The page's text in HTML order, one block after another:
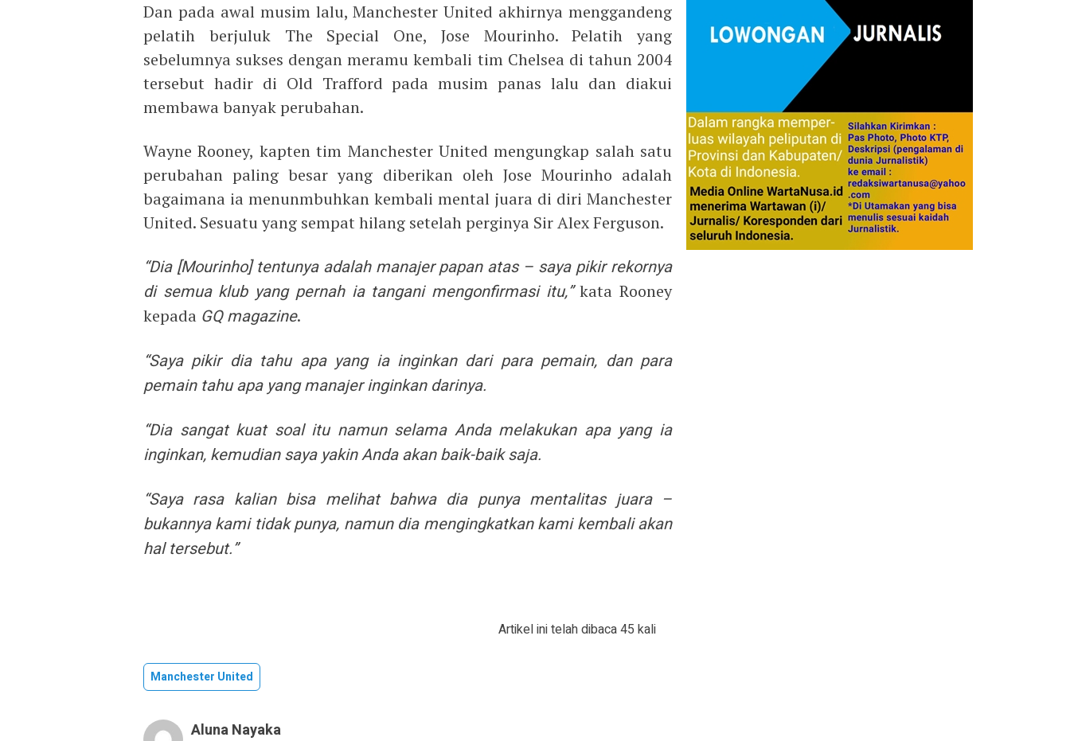
Dan pada awal musim lalu, Manchester United akhirnya menggandeng
pelatih berjuluk The Special One, Jose Mourinho. Pelatih yang
sebelumnya sukses dengan meramu kembali tim Chelsea di tahun 2004
tersebut hadir di Old Trafford pada musim panas lalu dan diakui
membawa banyak perubahan.
Wayne Rooney, kapten tim Manchester United mengungkap salah satu
perubahan paling besar yang diberikan oleh Jose Mourinho adalah
bagaimana ia menunmbuhkan kembali mental juara di diri Manchester
United. Sesuatu yang sempat hilang setelah perginya Sir Alex Ferguson.
“Dia [Mourinho] tentunya adalah manajer papan atas – saya pikir rekornya
di semua klub yang pernah ia tangani mengonfirmasi itu,”kata Rooney
kepada GQ magazine.
“Saya pikir dia tahu apa yang ia inginkan dari para pemain, dan para
pemain tahu apa yang manajer inginkan darinya.
“Dia sangat kuat soal itu namun selama Anda melakukan apa yang ia
inginkan, kemudian saya yakin Anda akan baik-baik saja.
“Saya rasa kalian bisa melihat bahwa dia punya mentalitas juara –
bukannya kami tidak punya, namun dia mengingkatkan kami kembali akan
hal tersebut.”
Artikel ini telah dibaca 45 kali
Manchester United
Aluna Nayaka